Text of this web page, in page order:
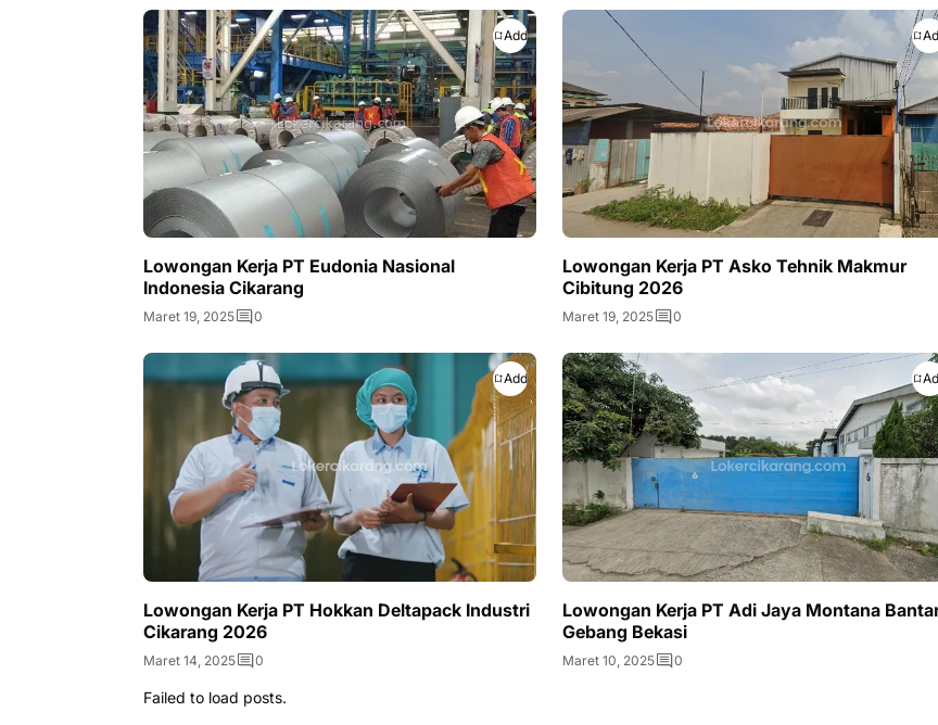
Add
Lowongan Kerja PT Eudonia Nasional
Indonesia Cikarang
Maret 19, 2025 0
Lowongan Kerja PT Asko Tehnik Makmur
Cibitung 2026
Maret 19, 2025 0
Add
Lowongan Kerja PT Hokkan Deltapack Industri
Cikarang 2026
Maret 14, 2025 0
Lowongan Kerja PT Adi Jaya Montana
Gebang Bekasi
Maret 10, 2025 0
Failed to load posts.